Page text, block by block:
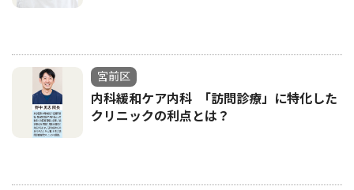
宮前区
内科緩和ケア内科 ｢訪問診療」に特化した
クリニックの利点とは？